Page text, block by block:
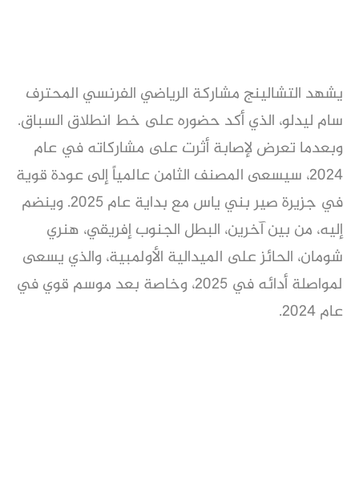
يشهد التشالينج مشاركة الرياضي الفرنسي المحترف
سام ليدلو، الذي أكد حضوره على خط انطلاق السباق.
وبعدما تعرض لإصابة أثرت على مشاركاته في عام
2024، سيسعى المصنف الثامن عالمياً إلى عودة قوية
في جزيرة صير بني ياس مع بداية عام 2025. وينضم
إليه، من بين آخرين، البطل الجنوب إفريقي، هنري
شومان، الحائز على الميدالية الأولمبية، والذي يسعى
لمواصلة أدائه في 2025، وخاصة بعد موسم قوي في
عام 2024.